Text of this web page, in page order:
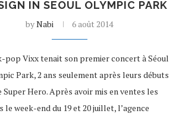
IN SEOUL OLYMPIC PARK
byNabi 6 août 2014
pop Vixx tenait son premier concert à Séoul
Park, 2 ans seulement après leurs débuts
Hero. Après avoir mis en ventes les
le week-end du 19 et 20 juillet, l’agence